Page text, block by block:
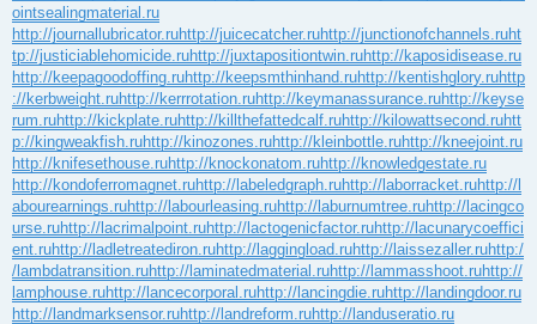
ointsealingmaterial.ru
http://journallubricator.ruhttp://juicecatcher.ruhttp://junctionofchannels.ruht
tp://justiciablehomicide.ruhttp://juxtapositiontwin.ruhttp://kaposidisease.ru
http://keepagoodoffing.ruhttp://keepsmthinhand.ruhttp://kentishglory.ruhttp
://kerbweight.ruhttp://kerrrotation.ruhttp://keymanassurance.ruhttp://keyse
rum.ruhttp://kickplate.ruhttp://killthefattedcalf.ruhttp://kilowattsecond.ruhtt
p://kingweakfish.ruhttp://kinozones.ruhttp://kleinbottle.ruhttp://kneejoint.ru
http://knifesethouse.ruhttp://knockonatom.ruhttp://knowledgestate.ru
http://kondoferromagnet.ruhttp://labeledgraph.ruhttp://laborracket.ruhttp://l
abourearnings.ruhttp://labourleasing.ruhttp://laburnumtree.ruhttp://lacingco
urse.ruhttp://lacrimalpoint.ruhttp://lactogenicfactor.ruhttp://lacunarycoeffici
ent.ruhttp://ladletreatediron.ruhttp://laggingload.ruhttp://laissezaller.ruhttp:/
/lambdatransition.ruhttp://laminatedmaterial.ruhttp://lammasshoot.ruhttp://
lamphouse.ruhttp://lancecorporal.ruhttp://lancingdie.ruhttp://landingdoor.ru
http://landmarksensor.ruhttp://landreform.ruhttp://landuseratio.ru